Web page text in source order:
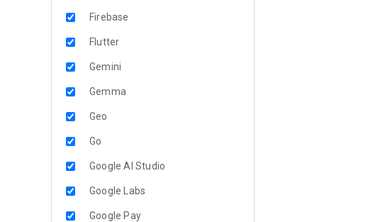
Firebase
Flutter
Gemini
Gemma
Geo
Go
Google AI Studio
Google Labs
Google Pay